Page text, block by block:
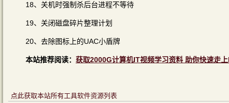
18、关机时强制杀后台进程不等待
19、关闭磁盘碎片整理计划
20、去除图标上的UAC小盾牌
本站推荐阅读： 获取2000G计算机IT视频学习资料 助你快速走
点此获取本站所有工具软件资源列表